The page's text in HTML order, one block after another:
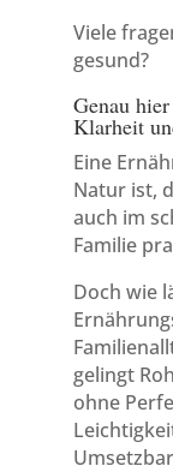
Viele
gesund?
Genau
Klarheit
Eine
Natur ist,
auch im
Familie
Doch wie
gelingt
ohne